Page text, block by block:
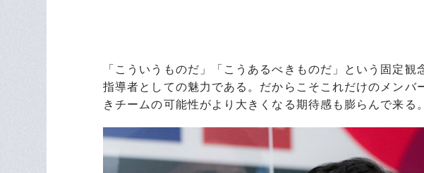
「こういうものだ」「こうあるべきものだ」という固定
指導者としての魅力である。だからこそこれだけのメンバ
きチームの可能性がより大きくなる期待感も膨らんで来る。